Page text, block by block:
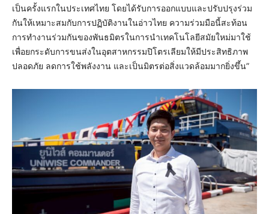
เป็นครั้งแรกในประเทศไทย โดยได้รับการออกแบบและปรับปรุงร่วม
กันให้เหมาะสมกับการปฏิบัติงานในอ่าวไทย ความร่วมมือนี้สะท้อน
การทำงานร่วมกันของพันธมิตรในการนำเทคโนโลยีสมัยใหม่มาใช้
เพื่อยกระดับการขนส่งในอุตสาหกรรมปิโตรเลียมให้มีประสิทธิภาพ
ปลอดภัย ลดการใช้พลังงาน และเป็นมิตรต่อสิ่งแวดล้อมมากยิ่งขึ้น”